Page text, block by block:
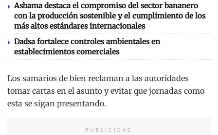
Asbama destaca el compromiso del sector bananero
con la producción sostenible y el cumplimiento de los
más altos estándares internacionales
Dadsa fortalece controles ambientales en
establecimientos comerciales
Los samarios de bien reclaman a las autoridades
tomar cartas en el asunto y evitar que jornadas como
esta se sigan presentando.
PUBLICIDAD